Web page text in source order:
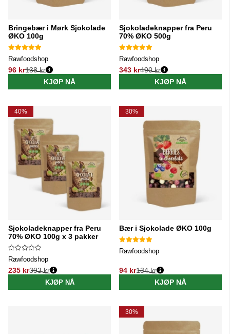
Bringebær i Mørk Sjokolade
ØKO 100g
Rawfoodshop
96 kr
Vanlig pris:
138 kr
KJØP NÅ
Sjokoladeknapper fra Peru
70% ØKO 500g
Rawfoodshop
343 kr
Vanlig pris:
490 kr
KJØP NÅ
40%
Sjokoladeknapper fra Peru
70% ØKO 100g x 3 pakker
Rawfoodshop
235 kr
Vanlig pris:
393 kr
KJØP NÅ
30%
Bær i Sjokolade ØKO 100g
Rawfoodshop
94 kr
Vanlig pris:
134 kr
KJØP NÅ
30%